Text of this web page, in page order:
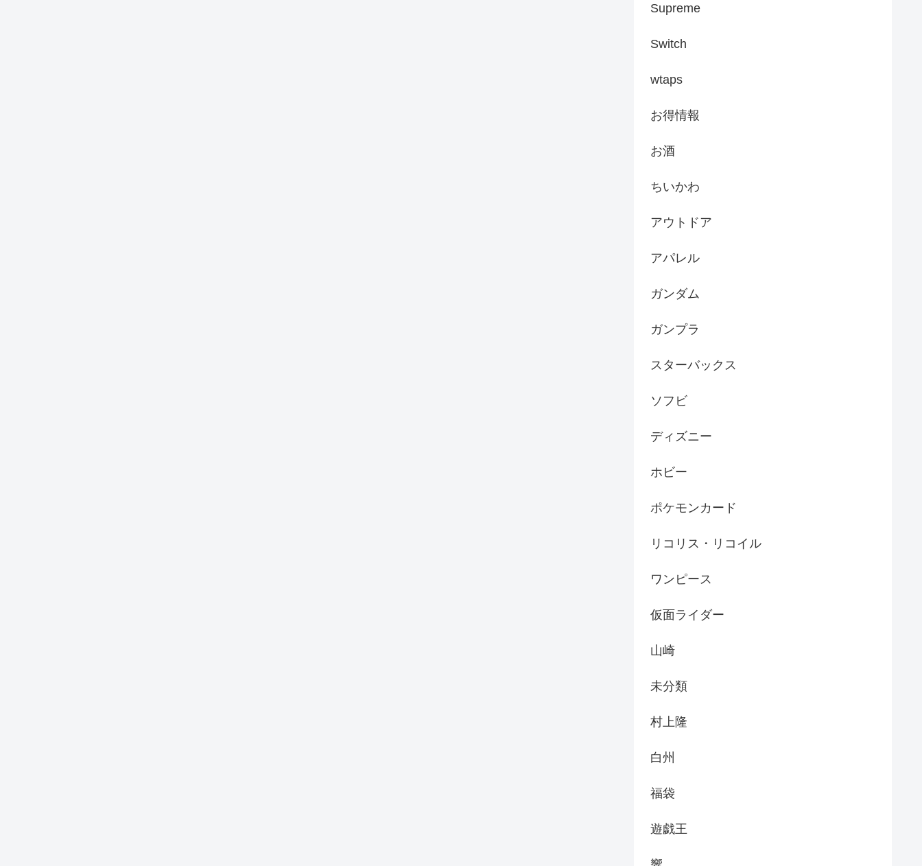
Supreme
Switch
wtaps
お得情報
お酒
ちいかわ
アウトドア
アパレル
ガンダム
ガンプラ
スターバックス
ソフビ
ディズニー
ホビー
ポケモンカード
リコリス・リコイル
ワンピース
仮面ライダー
山崎
未分類
村上隆
白州
福袋
遊戯王